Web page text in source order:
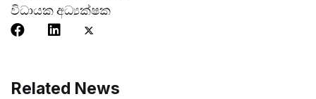
විධායක අධ්‍යක්ෂක
Related News